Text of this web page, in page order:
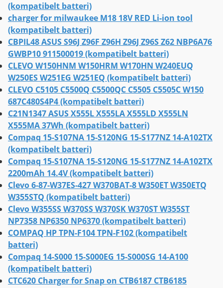
(kompatibelt batteri)
charger for milwaukee M18 18V RED Li-ion tool
(kompatibelt batteri)
CBPIL48 ASUS S96J Z96F Z96H Z96J Z96S Z62 NBP6A76
GWBP10 911500019 (kompatibelt batteri)
CLEVO W150HNM W150HRM W170HN W240EUQ
W250ES W251EG W251EQ (kompatibelt batteri)
CLEVO C5105 C5500Q C5500QC C5505 C5505C W150
687C480S4P4 (kompatibelt batteri)
C21N1347 ASUS X555L X555LA X555LD X555LN
X555MA 37Wh (kompatibelt batteri)
Compaq 15-S107NA 15-S120NG 15-S177NZ 14-A102TX
(kompatibelt batteri)
Compaq 15-S107NA 15-S120NG 15-S177NZ 14-A102TX
2200mAh 14.4V (kompatibelt batteri)
Clevo 6-87-W37ES-427 W370BAT-8 W350ET W350ETQ
W355STQ (kompatibelt batteri)
Clevo W355SS W370SS W370SK W370ST W355ST
NP7358 NP6350 NP6370 (kompatibelt batteri)
COMPAQ HP TPN-F104 TPN-F102 (kompatibelt
batteri)
Compaq 14-S000 15-S000EG 15-S000SG 14-A100
(kompatibelt batteri)
CTC620 Charger for Snap on CTB6187 CTB6185